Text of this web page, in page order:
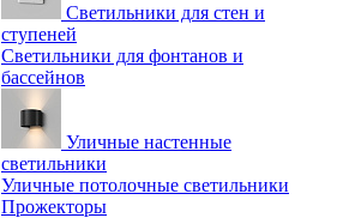
Светильники для стен и
ступеней
Светильники для фонтанов и
бассейнов
Уличные настенные
светильники
Уличные потолочные светильники
Прожекторы